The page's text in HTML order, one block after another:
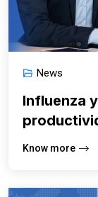
News
Influenza
Know more